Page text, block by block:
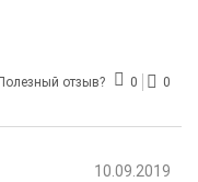
Полезный отзыв? 0 0
10.09.2019